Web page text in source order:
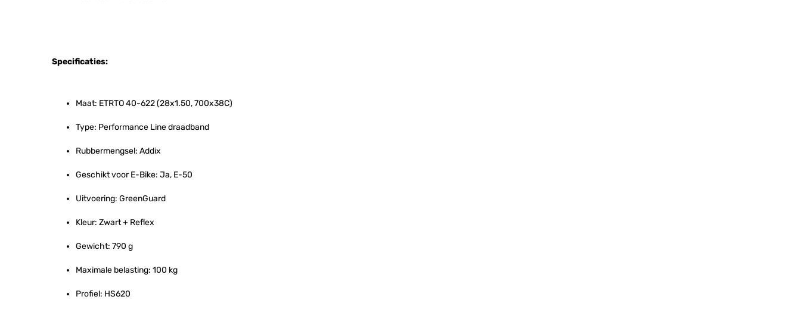
Specificaties:
Maat: ETRTO 40-622 (28x1.50, 700x38C)
Type: Performance Line draadband
Rubbermengsel: Addix
Geschikt voor E-Bike: Ja, E-50
Uitvoering: GreenGuard
Kleur: Zwart + Reflex
Gewicht: 790 g
Maximale belasting: 100 kg
Profiel: HS620